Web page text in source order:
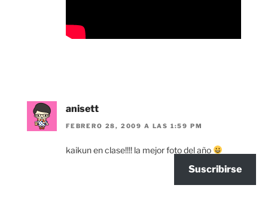
anisett
FEBRERO 28, 2009 A LAS 1:59 PM
kaikun en clase!!!! la mejor foto del año
Suscribirse